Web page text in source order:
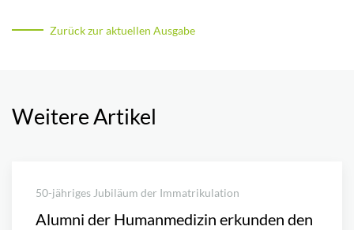
Zurück zur aktuellen Ausgabe
Weitere Artikel
50-jähriges Jubiläum der Immatrikulation
Alumni der Humanmedizin erkunden den